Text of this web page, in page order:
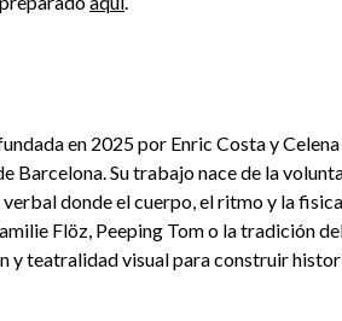
en 2025 por Enric Costa y
Barcelona. Su trabajo nace de la
donde el cuerpo, el ritmo y la
Flöz, Peeping Tom o la tradición
y teatralidad visual para construir